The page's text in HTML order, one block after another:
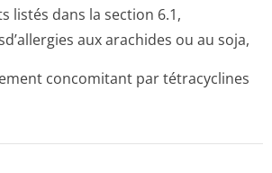
listés dans la section 6.1,
aux arachides ou au soja,
concomitant par tétracyclines